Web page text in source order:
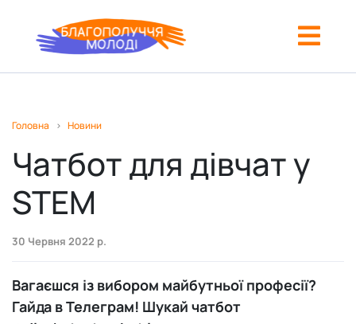
Вінниця
Дніпро
Івано-Франківськ
Київ
Ковель
Головна > Новини
Чатбот для дівчат у
STEM
30 Червня 2022 р.
Вагаєшся із вибором майбутньої професії?
Гайда в Телеграм! Шукай чатбот